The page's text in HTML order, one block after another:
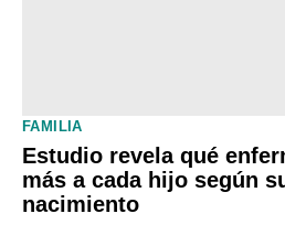
FAMILIA
Estudio revela qué
más a cada hijo según
nacimiento